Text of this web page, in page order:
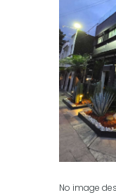
No image